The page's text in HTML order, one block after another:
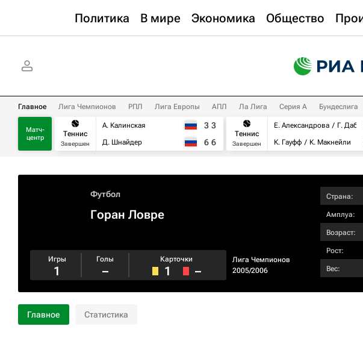
Политика В мире Экономика Общество
Главное Лига Чемпионов РПЛ Лига Европы АПЛ Ла Лига Серия А Бундеслига
Матч-
центр
Теннис
Завершен
А. Калинская
Д. Шнайдер
3 3
6 6
Теннис
Завершен
Е. Александрова
Г.
К. Гауфф
К. Макнейли
Футбол
Горан Ловре
Лига Чемпионов
2005/2006
Игры
1
Голы
–
Карточки
1 –
Страна:
Амплуа:
Возраст:
Рост:
Вес:
Главное Статистика